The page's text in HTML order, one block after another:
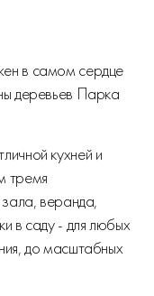
в самом сердце
деревьев Парка
кухней и
тремя
веранда,
в саду - для любых
до масштабных